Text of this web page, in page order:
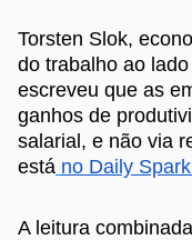
Torsten Slok,
do trabalho ao
escreveu que as
ganhos de
salarial, e não via
está no Daily
A leitura